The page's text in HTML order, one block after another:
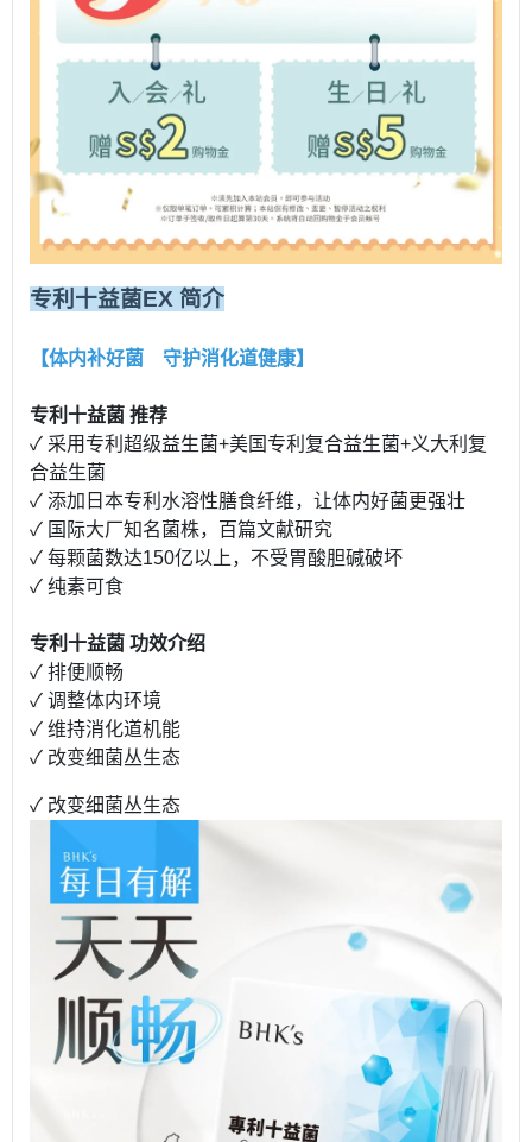
专利十益菌EX 简介
【体内补好菌 守护消化道健康】
专利十益菌 推荐
✓ 采用专利超级益生菌+美国专利复合益生菌+义大利复
合益生菌
✓ 添加日本专利水溶性膳食纤维，让体内好菌更强壮
✓ 国际大厂知名菌株，百篇文献研究
✓ 每颗菌数达150亿以上，不受胃酸胆碱破坏
✓ 纯素可食
专利十益菌 功效介绍
✓ 排便顺畅
✓ 调整体内环境
✓ 维持消化道机能
✓ 改变细菌丛生态
✓ 改变细菌丛生态